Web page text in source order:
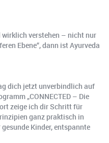
wirklich verstehen – nicht nur
Ebene“, dann ist Ayurveda
dich jetzt unverbindlich auf
„CONNECTED – Die
zeige ich dir Schritt für
ganz praktisch in
Kinder, entspannte